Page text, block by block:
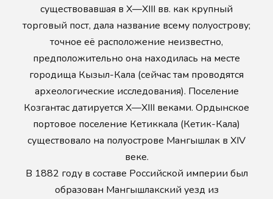
существовавшая в X—XIII вв. как крупный
торговый пост, дала название всему полуострову;
точное её расположение неизвестно,
предположительно она находилась на месте
городища Кызыл-Кала (сейчас там проводятся
археологические исследования). Поселение
Козгантас датируется X—XIII веками. Ордынское
портовое поселение Кетиккала (Кетик-Кала)
существовало на полуострове Мангышлак в XIV
веке.
В 1882 году в составе Российской империи был
образован Мангышлакский уезд из